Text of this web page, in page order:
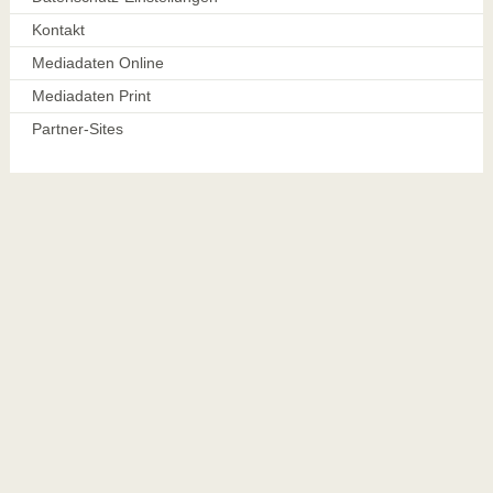
Kontakt
Mediadaten Online
Mediadaten Print
Partner-Sites